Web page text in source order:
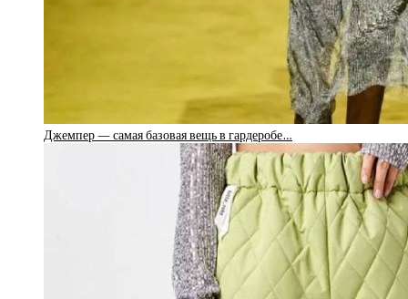
Джемпер — самая базовая вещь в гардеробе…